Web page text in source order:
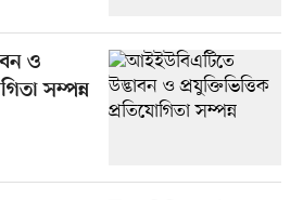
ও
সম্পন্ন